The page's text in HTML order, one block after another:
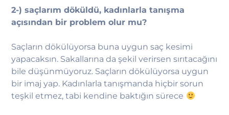
2-) saçlarım döküldü, kadınlarla tanışma
açısından bir problem olur mu?
Saçların dökülüyorsa buna uygun saç kesimi
yapacaksın. Sakallarına da şekil verirsen sırıtacağını
bile düşünmüyoruz. Saçların dökülüyorsa uygun
bir imaj yap. Kadınlarla tanışmanda hiçbir sorun
teşkil etmez, tabi kendine baktığın sürece